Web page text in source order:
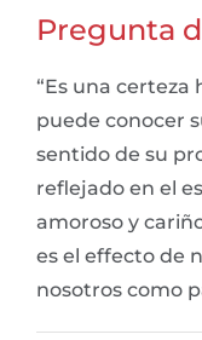
Pregunta
“Es una
puede conocer
sentido de su
reflejado en el
amoroso y
es el effecto de
nosotros como